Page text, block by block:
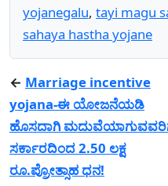
yojanegalu, tayi magu
sahaya hastha yojane
← Marriage incentive
yojana-ಈ ಯೋಜನೆಯಡಿ
ಹೊಸದಾಗಿ
ಸರ್ಕಾರದಿಂದ 2.50 ಲಕ್ಷ
ರೂ.ಪ್ರೋತ್ಸಾಹ ಧನ!